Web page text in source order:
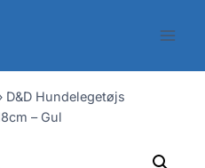
D&D Hundelegetøjs
– Gul